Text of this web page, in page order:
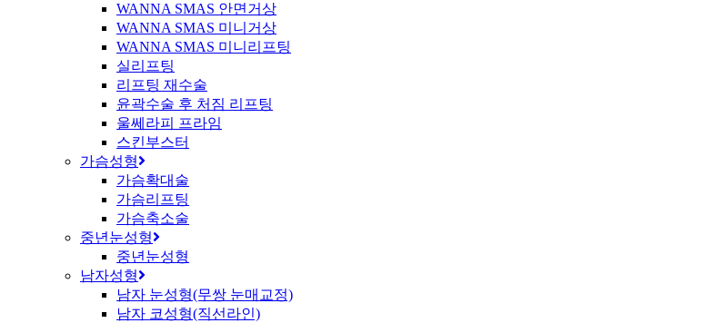
WANNA SMAS 안면거상
WANNA SMAS 미니거상
WANNA SMAS 미니리프팅
실리프팅
리프팅 재수술
윤곽수술 후 처짐 리프팅
울쎄라피 프라임
스킨부스터
가슴성형
가슴확대술
가슴리프팅
가슴축소술
중년눈성형
중년눈성형
남자성형
남자 눈성형(무쌍 눈매교정)
남자 코성형(직선라인)